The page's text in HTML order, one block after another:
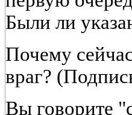
Были ли
Почему
враг?
Вы говорите